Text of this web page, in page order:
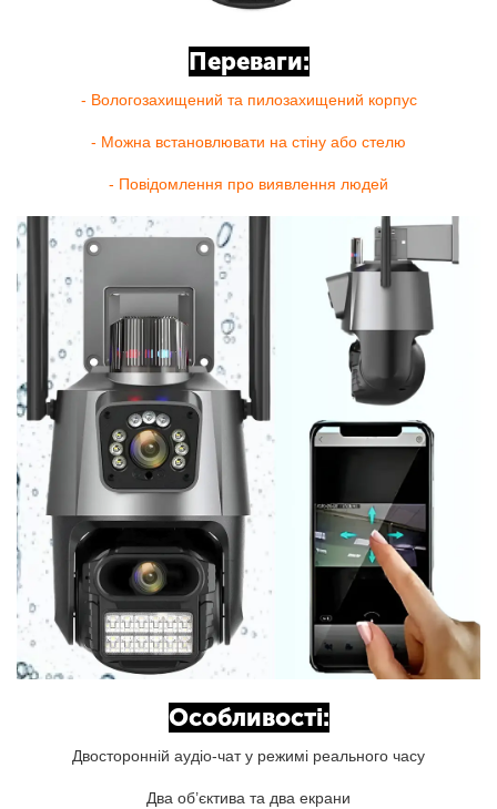
Переваги:
- Вологозахищений та пилозахищений корпус
- Можна встановлювати на стіну або стелю
- Повідомлення про виявлення людей
Особливості:
Двосторонній аудіо-чат у режимі реального часу
Два об’єктива та два екрани